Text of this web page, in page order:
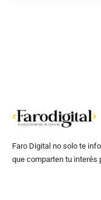
Faro Digital no solo te
que comparten tu interés